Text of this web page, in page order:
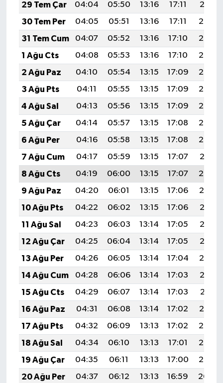
29 Tem Çar
04:04 05:50 13:16 17:11
20:31
30 Tem Per
04:05 05:51 13:16 17:11
20:30
31 Tem Cum
04:07 05:52 13:16 17:10
20:29
1 Ağu Cts
04:08 05:53 13:16 17:10
20:28
2 Ağu Paz
04:10 05:54 13:15 17:09
20:27
3 Ağu Pts
04:11 05:55 13:15 17:09
20:26
4 Ağu Sal
04:13 05:56 13:15 17:09
20:25
5 Ağu Çar
04:14 05:57 13:15 17:08
20:24
6 Ağu Per
04:16 05:58 13:15 17:08
20:23
7 Ağu Cum
04:17 05:59 13:15 17:07
20:21
8 Ağu Cts
04:19 06:00 13:15 17:07
20:20
9 Ağu Paz
04:20 06:01 13:15 17:06
20:19
10 Ağu Pts
04:22 06:02 13:15 17:06
20:18
11 Ağu Sal
04:23 06:03 13:14 17:05
20:16
12 Ağu Çar
04:25 06:04 13:14 17:05
20:15
13 Ağu Per
04:26 06:05 13:14 17:04
20:14
14 Ağu Cum
04:28 06:06 13:14 17:03
20:12
15 Ağu Cts
04:29 06:07 13:14 17:03
20:11
16 Ağu Paz
04:31 06:08 13:14 17:02
20:10
17 Ağu Pts
04:32 06:09 13:13 17:02
20:08
18 Ağu Sal
04:34 06:10 13:13 17:01
20:07
19 Ağu Çar
04:35 06:11 13:13 17:00
20:05
20 Ağu Per
04:37 06:12 13:13 16:59
20:04